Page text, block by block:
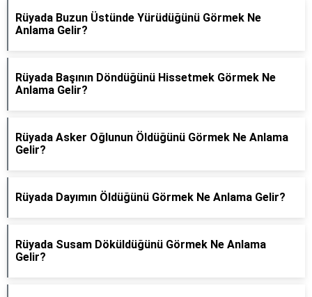
Rüyada Buzun Üstünde Yürüdüğünü Görmek Ne
Anlama Gelir?
Rüyada Başının Döndüğünü Hissetmek Görmek Ne
Anlama Gelir?
Rüyada Asker Oğlunun Öldüğünü Görmek Ne Anlama
Gelir?
Rüyada Dayımın Öldüğünü Görmek Ne Anlama Gelir?
Rüyada Susam Döküldüğünü Görmek Ne Anlama
Gelir?